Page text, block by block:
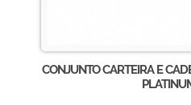
CONJUNTO CARTEIRA E